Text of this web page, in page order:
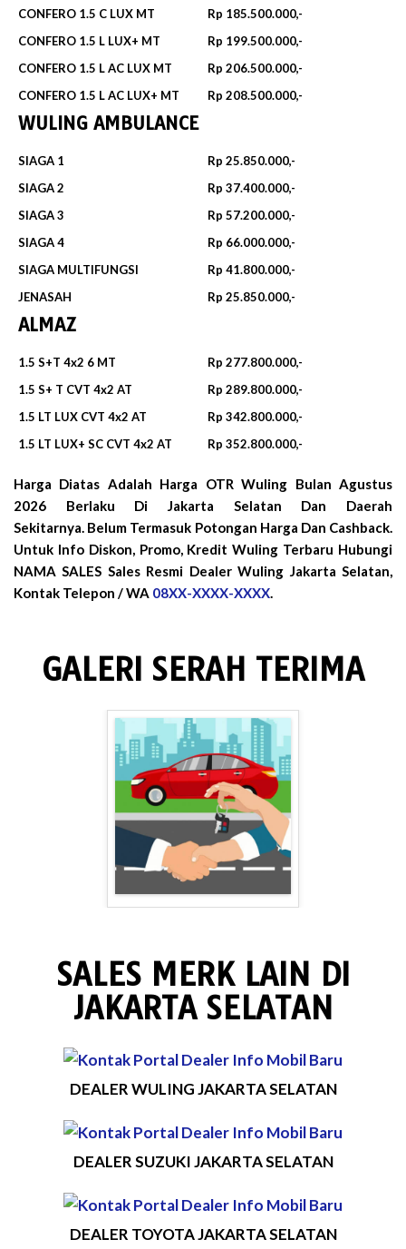
CONFERO 1.5 C LUX MT
Rp 185.500.000,-
CONFERO 1.5 L LUX+ MT
Rp 199.500.000,-
CONFERO 1.5 L AC LUX MT
Rp 206.500.000,-
CONFERO 1.5 L AC LUX+ MT
Rp 208.500.000,-
WULING AMBULANCE
SIAGA 1
Rp 25.850.000,-
SIAGA 2
Rp 37.400.000,-
SIAGA 3
Rp 57.200.000,-
SIAGA 4
Rp 66.000.000,-
SIAGA MULTIFUNGSI
Rp 41.800.000,-
JENASAH
Rp 25.850.000,-
ALMAZ
1.5 S+T 4x2 6 MT
Rp 277.800.000,-
1.5 S+ T CVT 4x2 AT
Rp 289.800.000,-
1.5 LT LUX CVT 4x2 AT
Rp 342.800.000,-
1.5 LT LUX+ SC CVT 4x2 AT
Rp 352.800.000,-
Harga Diatas Adalah Harga OTR Wuling Bulan Agustus
2026 Berlaku Di Jakarta Selatan Dan Daerah
Sekitarnya. Belum Termasuk Potongan Harga Dan Cashback.
Untuk Info Diskon, Promo, Kredit Wuling Terbaru Hubungi
NAMA SALES Sales Resmi Dealer Wuling Jakarta Selatan,
Kontak Telepon / WA 08XX-XXXX-XXXX.
GALERI SERAH TERIMA
SALES MERK LAIN DI
JAKARTA SELATAN
DEALER WULING JAKARTA SELATAN
DEALER SUZUKI JAKARTA SELATAN
DEALER TOYOTA JAKARTA SELATAN